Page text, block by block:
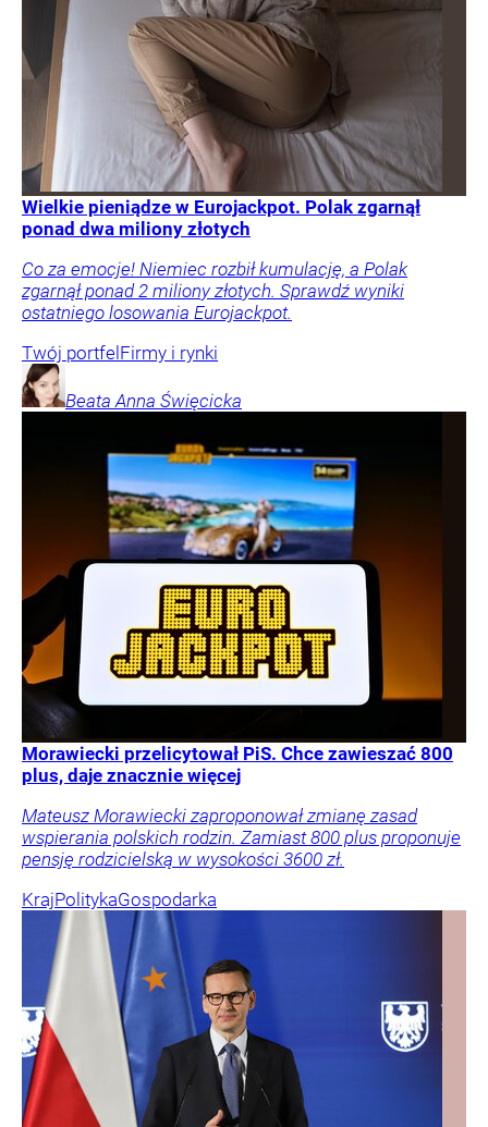
Wielkie pieniądze w Eurojackpot. Polak zgarnął
ponad dwa miliony złotych
Co za emocje! Niemiec rozbił kumulację, a Polak
zgarnął ponad 2 miliony złotych. Sprawdź wyniki
ostatniego losowania Eurojackpot.
Twój portfelFirmy i rynki
Beata Anna Święcicka
Morawiecki przelicytował PiS. Chce zawieszać 800
plus, daje znacznie więcej
Mateusz Morawiecki zaproponował zmianę zasad
wspierania polskich rodzin. Zamiast 800 plus proponuje
pensję rodzicielską w wysokości 3600 zł.
KrajPolitykaGospodarka